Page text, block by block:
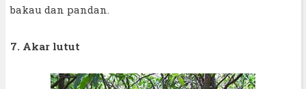
bakau dan pandan.
7. Akar lutut